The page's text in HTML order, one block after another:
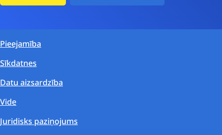
Pieejamība
Sīkdatnes
Datu aizsardzība
Vide
Juridisks paziņojums